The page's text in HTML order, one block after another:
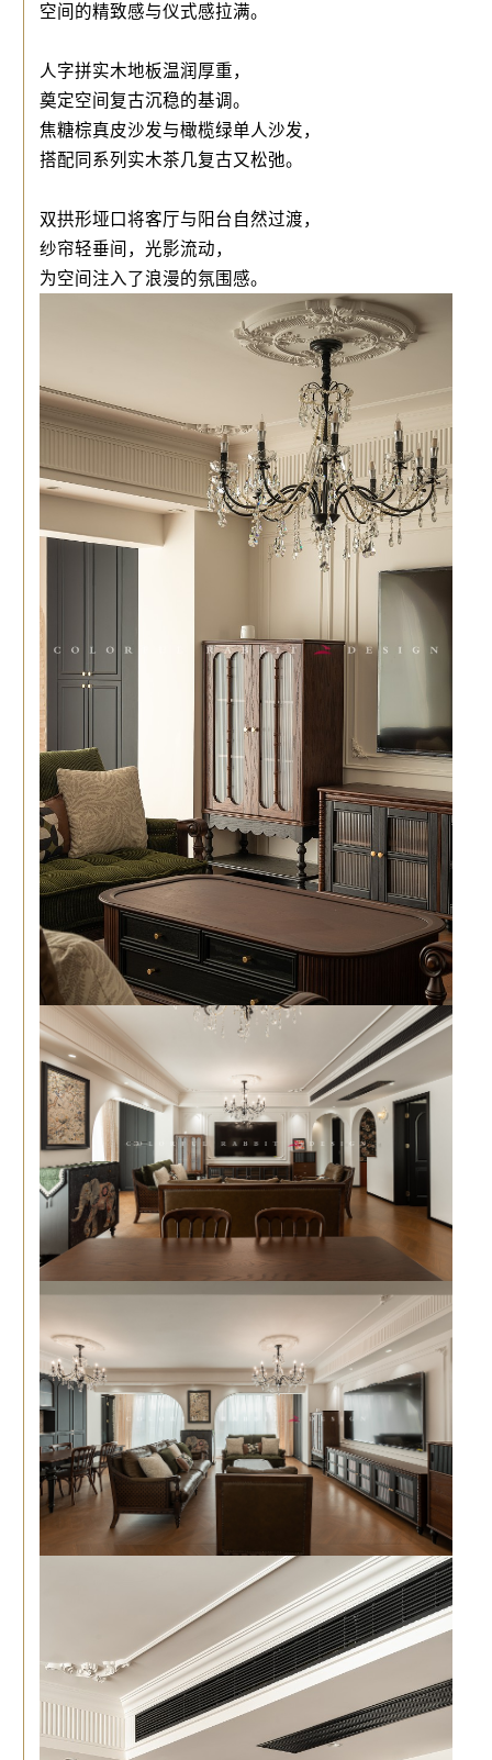
空间的精致感与仪式感拉满。
人字拼实木地板温润厚重，
奠定空间复古沉稳的基调。
焦糖棕真皮沙发与橄榄绿单人沙发，
搭配同系列实木茶几复古又松弛。
双拱形垭口将客厅与阳台自然过渡，
纱帘轻垂间，光影流动，
为空间注入了浪漫的氛围感。